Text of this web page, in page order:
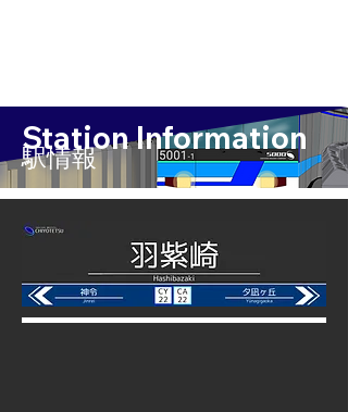
Station Information
​駅情報